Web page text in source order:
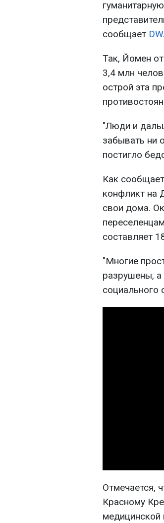
сообщает DW.
Так, Йомен
3,4 млн
острой эта
"Люди и
забывать ни
постигло
Как
конфликт на
свои дома.
составляет
"Многие
разрушены, а
социального
Отмечается,
Красному
медицинской